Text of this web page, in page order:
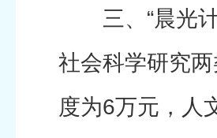
三、“晨光计
社会科学研究
度为6万元，人